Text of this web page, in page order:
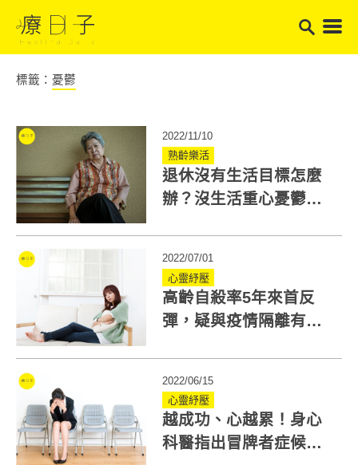
標籤： 憂鬱
2022/11/10
熟齡樂活
退休沒有生活目標怎麼
辦？沒生活重心憂鬱風
2022/07/01
心靈紓壓
高齡自殺率5年來首反
彈，疑與疫情隔離有
2022/06/15
心靈紓壓
越成功、心越累！身心
科醫指出冒牌者症候群